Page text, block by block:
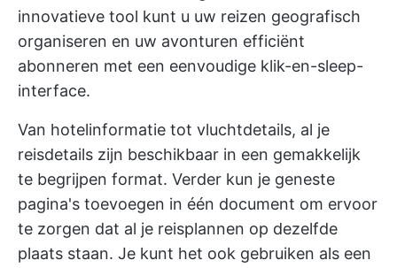
innovatieve tool kunt u uw reizen geografisch
organiseren en uw avonturen efficiënt
abonneren met een eenvoudige klik-en-sleep-
interface.
Van hotelinformatie tot vluchtdetails, al je
reisdetails zijn beschikbaar in een gemakkelijk
te begrijpen format. Verder kun je geneste
pagina's toevoegen in één document om ervoor
te zorgen dat al je reisplannen op dezelfde
plaats staan. Je kunt het ook gebruiken als een